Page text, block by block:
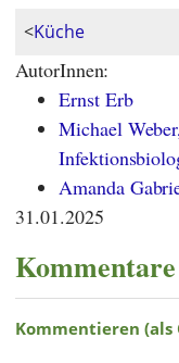
<Küche
AutorInnen:
Ernst Erb
Michael
Amanda
31.01.2025
Kommentare